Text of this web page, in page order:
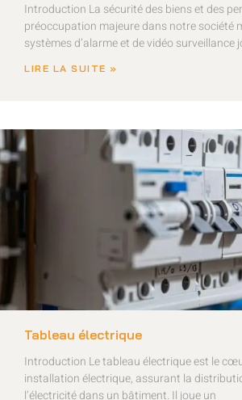
Introduction La sécurité des biens et des
préoccupation majeure dans notre société
systèmes d’alarme et de vidéo surveillance
LIRE LA SUITE »
Tableau électrique
Introduction Le tableau électrique est le
installation électrique, assurant la
l’électricité dans un bâtiment. Il joue un